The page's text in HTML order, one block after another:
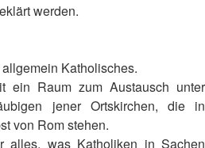
werden.
Katholisches.
ein Raum zum Austausch unter
jener Ortskirchen, die in
von Rom stehen.
alles, was Katholiken in Sachen